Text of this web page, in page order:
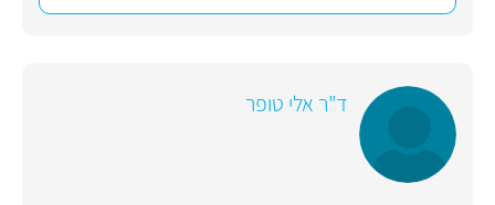
ד"ר אלי טופר